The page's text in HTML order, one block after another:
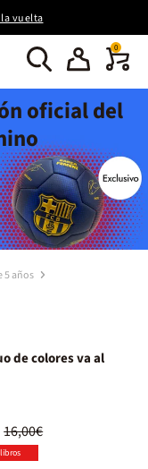
vuelta
0
oficial del
5 años
de colores va al
16,00€